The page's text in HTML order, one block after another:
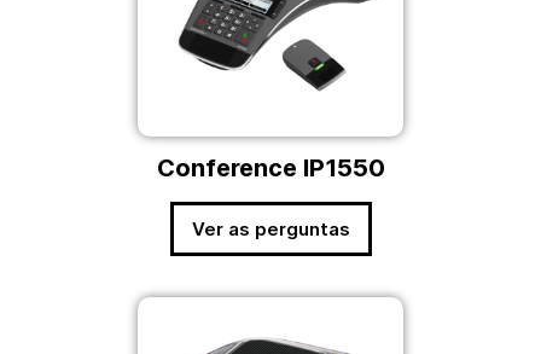
Conference IP1550
Ver as perguntas